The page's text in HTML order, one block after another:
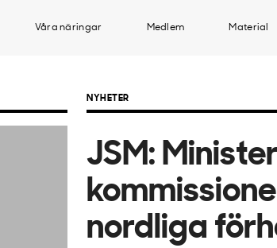
Våra näringar Medlem Material
NYHETER
JSM:
nordliga